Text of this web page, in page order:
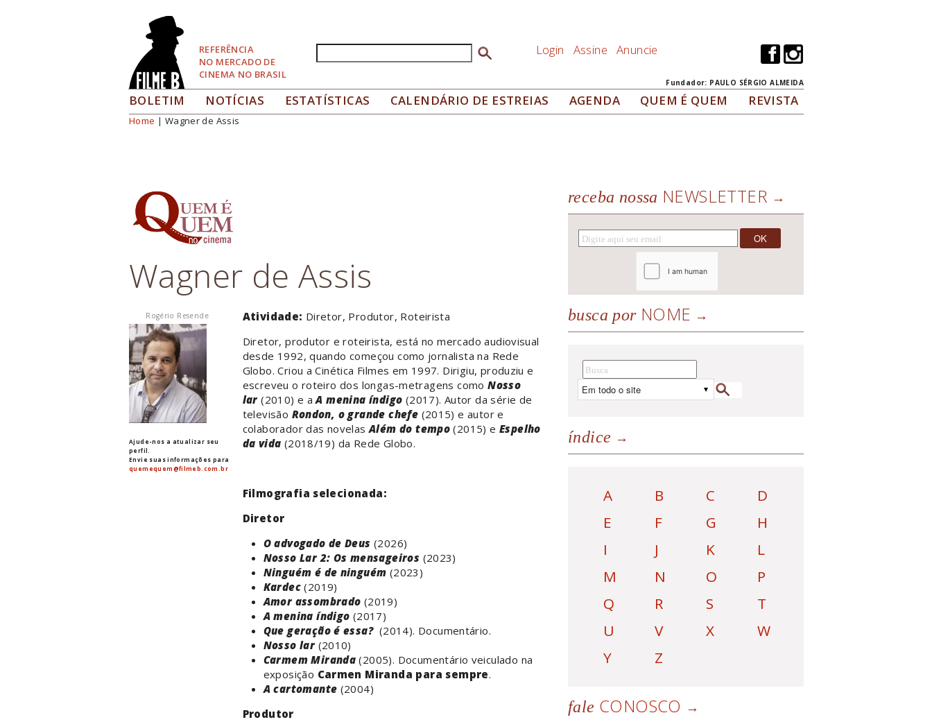
REFERÊNCIA
NO MERCADO DE
CINEMA NO BRASIL
Formulário de busca Login Assine Anuncie
Fundador: PAULO SÉRGIO ALMEIDA
BOLETIM NOTÍCIAS ESTATÍSTICAS CALENDÁRIO DE ESTREIAS AGENDA QUEM É QUEM REVISTA
Você está aqui
Home | Wagner de Assis
Wagner de Assis
Rogério Resende
Ajude-nos a atualizar seu
perfil.
Envie suas informações para
quemequem@filmeb.com.br
Atividade: Diretor, Produtor, Roteirista
Diretor, produtor e roteirista, está no mercado audiovisual
desde 1992, quando começou como jornalista na Rede
Globo. Criou a Cinética Filmes em 1997. Dirigiu, produziu e
escreveu o roteiro dos longas-metragens comoNosso
lar (2010) e aA menina índigo (2017). Autor da série de
televisão Rondon, o grande chefe (2015) e autor e
colaborador das novelasAlém do tempo (2015) e Espelho
da vida (2018/19) da Rede Globo.
Filmografia selecionada:
Diretor
O advogado de Deus (2026)
Nosso Lar 2: Os mensageiros (2023)
Ninguém é de ninguém (2023)
Kardec(2019)
Amor assombrado (2019)
A menina índigo (2017)
Que geração é essa?(2014). Documentário.
Nosso lar (2010)
Carmem Miranda (2005). Documentário veiculado na
exposição Carmen Miranda para sempre.
A cartomante (2004)
Produtor
receba nossa NEWSLETTER
busca porNOME
índice
A B C
D
E
F G
H
I
J K
L
M
N O
P
Q
R S
T
U
V X
W
Y
Z
fale CONOSCO